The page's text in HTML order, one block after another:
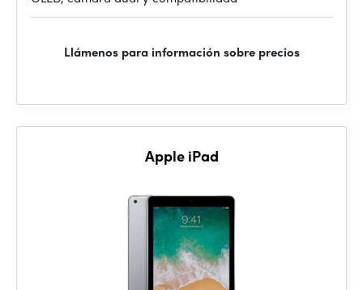
Llámenos para información sobre precios
Apple iPad